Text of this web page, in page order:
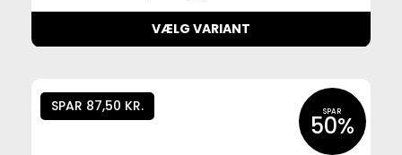
VÆLG VARIANT
SPAR 87,50 KR. SPAR
50%